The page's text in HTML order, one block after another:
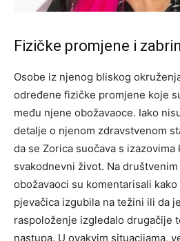
Fizičke promjene i
Osobe iz njenog bliskog
određene fizičke promjene koje
među njene obožavaoce. Iako
detalje o njenom zdravstvenom
da se Zorica suočava s
svakodnevni život. Na
obožavaoci su komentarisali
pjevačica izgubila na težini ili da
raspoloženje izgledalo drugačije
nastupa. U ovakvim situacijama,